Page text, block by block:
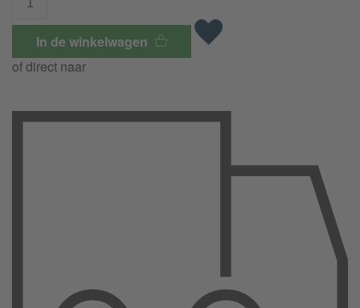
In de winkelwagen
of direct naar